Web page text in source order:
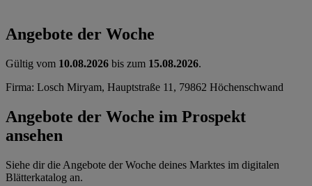
Angebote der Woche
Gültig vom 10.08.2026 bis zum 15.08.2026.
Firma: Losch Miryam, Hauptstraße 11, 79862 Höchenschwand
Angebote der Woche im Prospekt
ansehen
Siehe dir die Angebote der Woche deines Marktes im digitalen
Blätterkatalog an.